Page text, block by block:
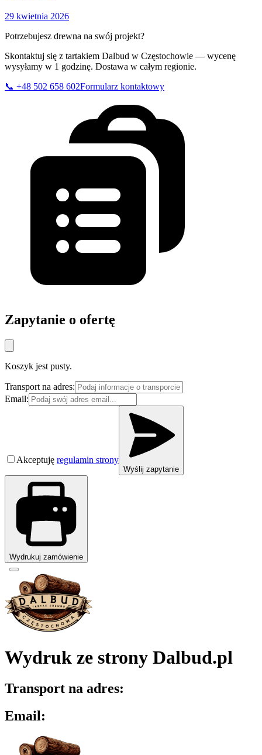
29 kwietnia 2026
Potrzebujesz drewna na swój projekt?
Skontaktuj się z tartakiem Dalbud w Częstochowie — wycenę
wysyłamy w 1 godzinę. Dostawa w całym regionie.
📞 +48 502 658 602Formularz kontaktowy
Zapytanie o ofertę
Koszyk jest pusty.
Transport na adres:
Email:
Akceptuję regulamin strony
Wyślij zapytanie
Wydrukuj zamówienie
Wydruk ze strony Dalbud.pl
Transport na adres:
Email: